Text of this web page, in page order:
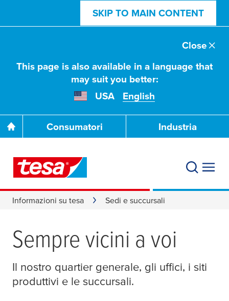
SKIP TO MAIN CONTENT
This page is also available in a language that
may suit you better:
USA
English
Close
Consumatori Industria
Informazioni su tesa Sedi e succursali
Sempre vicini a voi
Il nostro quartier generale, gli uffici, i siti
produttivi e le succursali.